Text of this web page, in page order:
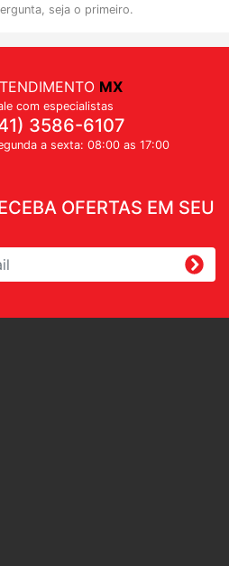
seja o primeiro.
OFERTAS EM SEU
MX
com especialistas
3586-6107
a sexta: 08:00 as 17:00